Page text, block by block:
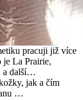
pracuji již více
je La Prairie,
a další…
jak a čím
…